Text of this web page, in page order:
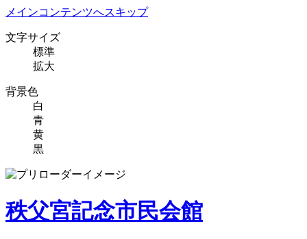
メインコンテンツへスキップ
文字サイズ
標準
拡大
背景色
白
青
黄
黒
秩父宮記念市民会館